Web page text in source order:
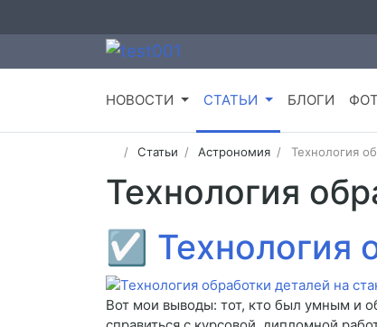
НОВОСТИ СТАТЬИ БЛОГИ
Статьи Астрономия Технология
Технология
☑ Технология
Вот мои выводы: тот, кто был умным и